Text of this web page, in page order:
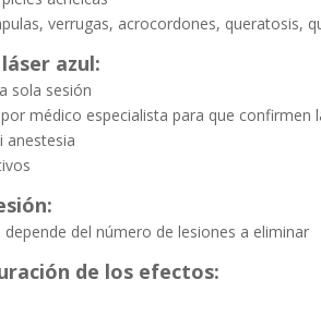
verrugas, acrocordones, queratosis,
azul:
sola sesión
médico especialista para que confirmen
anestesia
del número de lesiones a eliminar
de los efectos: